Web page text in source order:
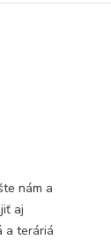
nám a
aj
a teráriá